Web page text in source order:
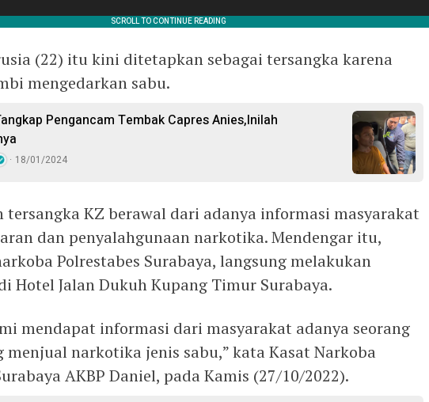
(22) itu kini ditetapkan sebagai tersangka karena
mengedarkan sabu.
Pengancam Tembak Capres Anies,Inilah
18/01/2024
tersangka KZ berawal dari adanya informasi masyarakat
dan penyalahgunaan narkotika. Mendengar itu,
Polrestabes Surabaya, langsung melakukan
Hotel Jalan Dukuh Kupang Timur Surabaya.
mendapat informasi dari masyarakat adanya seorang
menjual narkotika jenis sabu,” kata Kasat Narkoba
AKBP Daniel, pada Kamis (27/10/2022).